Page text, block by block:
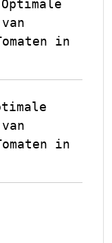
Optimale
in
in